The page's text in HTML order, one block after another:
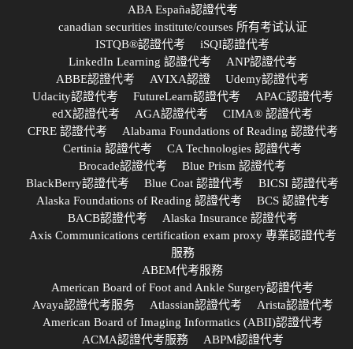
ABA España認證代考
canadian securities institute/courses 所有考试认证
ISTQB®認證代考
iSQI認證代考
LinkedIn Learning 認證代考
ANP認證代考
ABBE認證代考
AVIXA認證
Udemy認證代考
Udacity認證代考
FutureLearn認證代考
APAC認證代考
edX認證代考
AGA認證代考
CIMA® 認證代考
CFRE 認證代考
Alabama Foundations of Reading 認證代考
Certinia 認證代考
CA Technologies 認證代考
Brocade認證代考
Blue Prism 認證代考
BlackBerry認證代考
Blue Coat 認證代考
BICSI 認證代考
Alaska Foundations of Reading 認證代考
BCS 認證代考
BACB認證代考
Alaska Insurance 認證代考
Axis Communications certification exam proxy 專業認證代考
服務
ABEM代考服務
American Board of Foot and Ankle Surgery認證代考
Avaya認證代考服务
Atlassian認證代考
Arista認證代考
American Board of Imaging Informatics (ABII)認證代考
ACMA認證代考服務
ABPM認證代考